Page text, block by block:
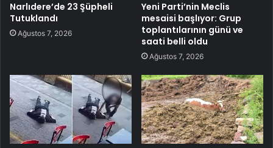
Narlıdere’de 23 Şüpheli
Tutuklandı
Ağustos 7, 2026
Yeni Parti’nin Meclis
mesaisi başlıyor: Grup
toplantılarının günü ve
saati belli oldu
Ağustos 7, 2026